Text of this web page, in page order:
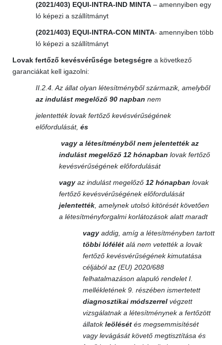
(2021/403) EQUI-INTRA-IND MINTA – amennyiben egy
ló képezi a szállítmányt
(2021/403) EQUI-INTRA-CON MINTA- amennyiben több
ló képezi a szállítmányt
Lovak fertőző kevésvérűsége betegségre a következő
garanciákat kell igazolni:
II.2.4. Az állat olyan létesítményből származik, amelyből
az indulást megelőző 90 napban nem
jelentették lovak fertőző kevésvérűségének
előfordulását, és
vagy a létesítményből nem jelentették az
indulást megelőző 12 hónapban lovak fertőző
kevésvérűségének előfordulását
vagy az indulást megelőző 12 hónapban lovak
fertőző kevésvérűségének előfordulását
jelentették, amelynek utolsó kitörését követően
a létesítményforgalmi korlátozások alatt maradt
vagy addig, amíg a létesítményben tartott
többi lófélét alá nem vetették a lovak
fertőző kevésvérűségének kimutatása
céljából az (EU) 2020/688
felhatalmazáson alapuló rendelet I.
mellékletének 9. részében ismertetett
diagnosztikai módszerrel végzett
vizsgálatnak a létesítménynek a fertőzött
állatokleölését és megsemmisítését
vagy levágását követő megtisztítása és